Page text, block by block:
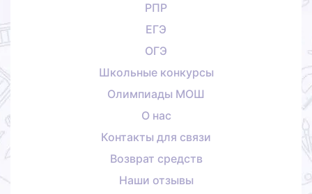
РПР
ЕГЭ
ОГЭ
Школьные конкурсы
Олимпиады МОШ
О нас
Контакты для связи
Возврат средств
Наши отзывы